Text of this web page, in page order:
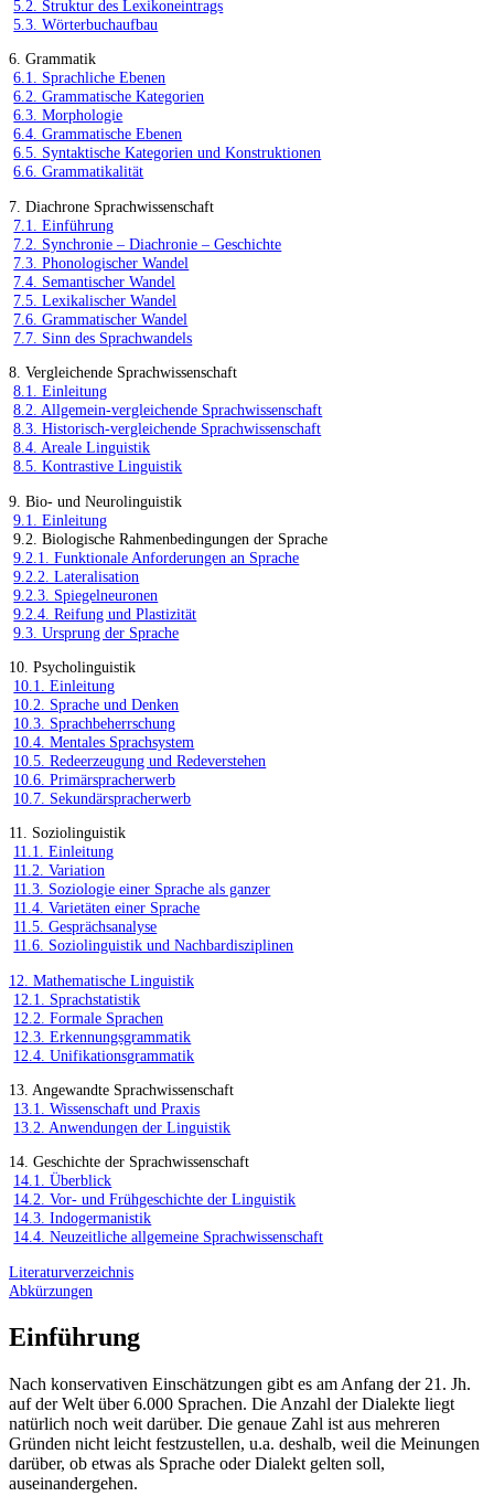
5.2. Struktur des Lexikoneintrags
5.3. Wörterbuchaufbau
6. Grammatik
6.1. Sprachliche Ebenen
6.2. Grammatische Kategorien
6.3. Morphologie
6.4. Grammatische Ebenen
6.5. Syntaktische Kategorien und Konstruktionen
6.6. Grammatikalität
7. Diachrone Sprachwissenschaft
7.1. Einführung
7.2. Synchronie – Diachronie – Geschichte
7.3. Phonologischer Wandel
7.4. Semantischer Wandel
7.5. Lexikalischer Wandel
7.6. Grammatischer Wandel
7.7. Sinn des Sprachwandels
8. Vergleichende Sprachwissenschaft
8.1. Einleitung
8.2. Allgemein-vergleichende Sprachwissenschaft
8.3. Historisch-vergleichende Sprachwissenschaft
8.4. Areale Linguistik
8.5. Kontrastive Linguistik
9. Bio- und Neurolinguistik
9.1. Einleitung
9.2. Biologische Rahmenbedingungen der Sprache
9.2.1. Funktionale Anforderungen an Sprache
9.2.2. Lateralisation
9.2.3. Spiegelneuronen
9.2.4. Reifung und Plastizität
9.3. Ursprung der Sprache
10. Psycholinguistik
10.1. Einleitung
10.2. Sprache und Denken
10.3. Sprachbeherrschung
10.4. Mentales Sprachsystem
10.5. Redeerzeugung und Redeverstehen
10.6. Primärspracherwerb
10.7. Sekundärspracherwerb
11. Soziolinguistik
11.1. Einleitung
11.2. Variation
11.3. Soziologie einer Sprache als ganzer
11.4. Varietäten einer Sprache
11.5. Gesprächsanalyse
11.6. Soziolinguistik und Nachbardisziplinen
12. Mathematische Linguistik
12.1. Sprachstatistik
12.2. Formale Sprachen
12.3. Erkennungsgrammatik
12.4. Unifikationsgrammatik
13. Angewandte Sprachwissenschaft
13.1. Wissenschaft und Praxis
13.2. Anwendungen der Linguistik
14. Geschichte der Sprachwissenschaft
14.1. Überblick
14.2. Vor- und Frühgeschichte der Linguistik
14.3. Indogermanistik
14.4. Neuzeitliche allgemeine Sprachwissenschaft
Literaturverzeichnis
Abkürzungen
Einführung
Nach konservativen Einschätzungen gibt es am Anfang der 21. Jh.
auf der Welt über 6.000 Sprachen. Die Anzahl der Dialekte liegt
natürlich noch weit darüber. Die genaue Zahl ist aus mehreren
Gründen nicht leicht festzustellen, u.a. deshalb, weil die Meinungen
darüber, ob etwas als Sprache oder Dialekt gelten soll,
auseinandergehen.